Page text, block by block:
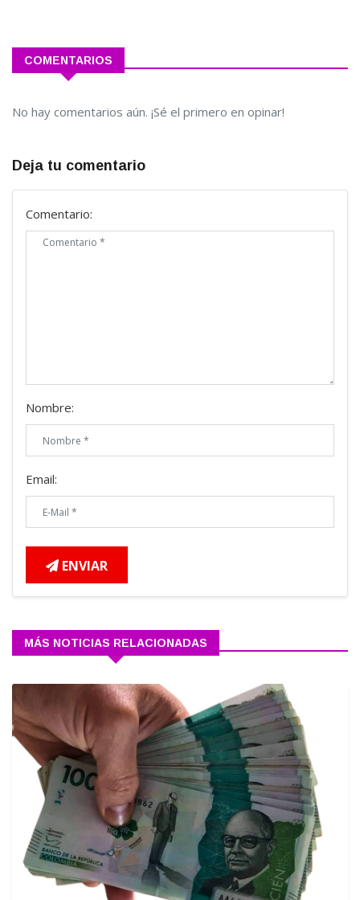
COMENTARIOS
No hay comentarios aún. ¡Sé el primero en opinar!
Deja tu comentario
Comentario:
Nombre:
Email:
ENVIAR
MÁS NOTICIAS RELACIONADAS